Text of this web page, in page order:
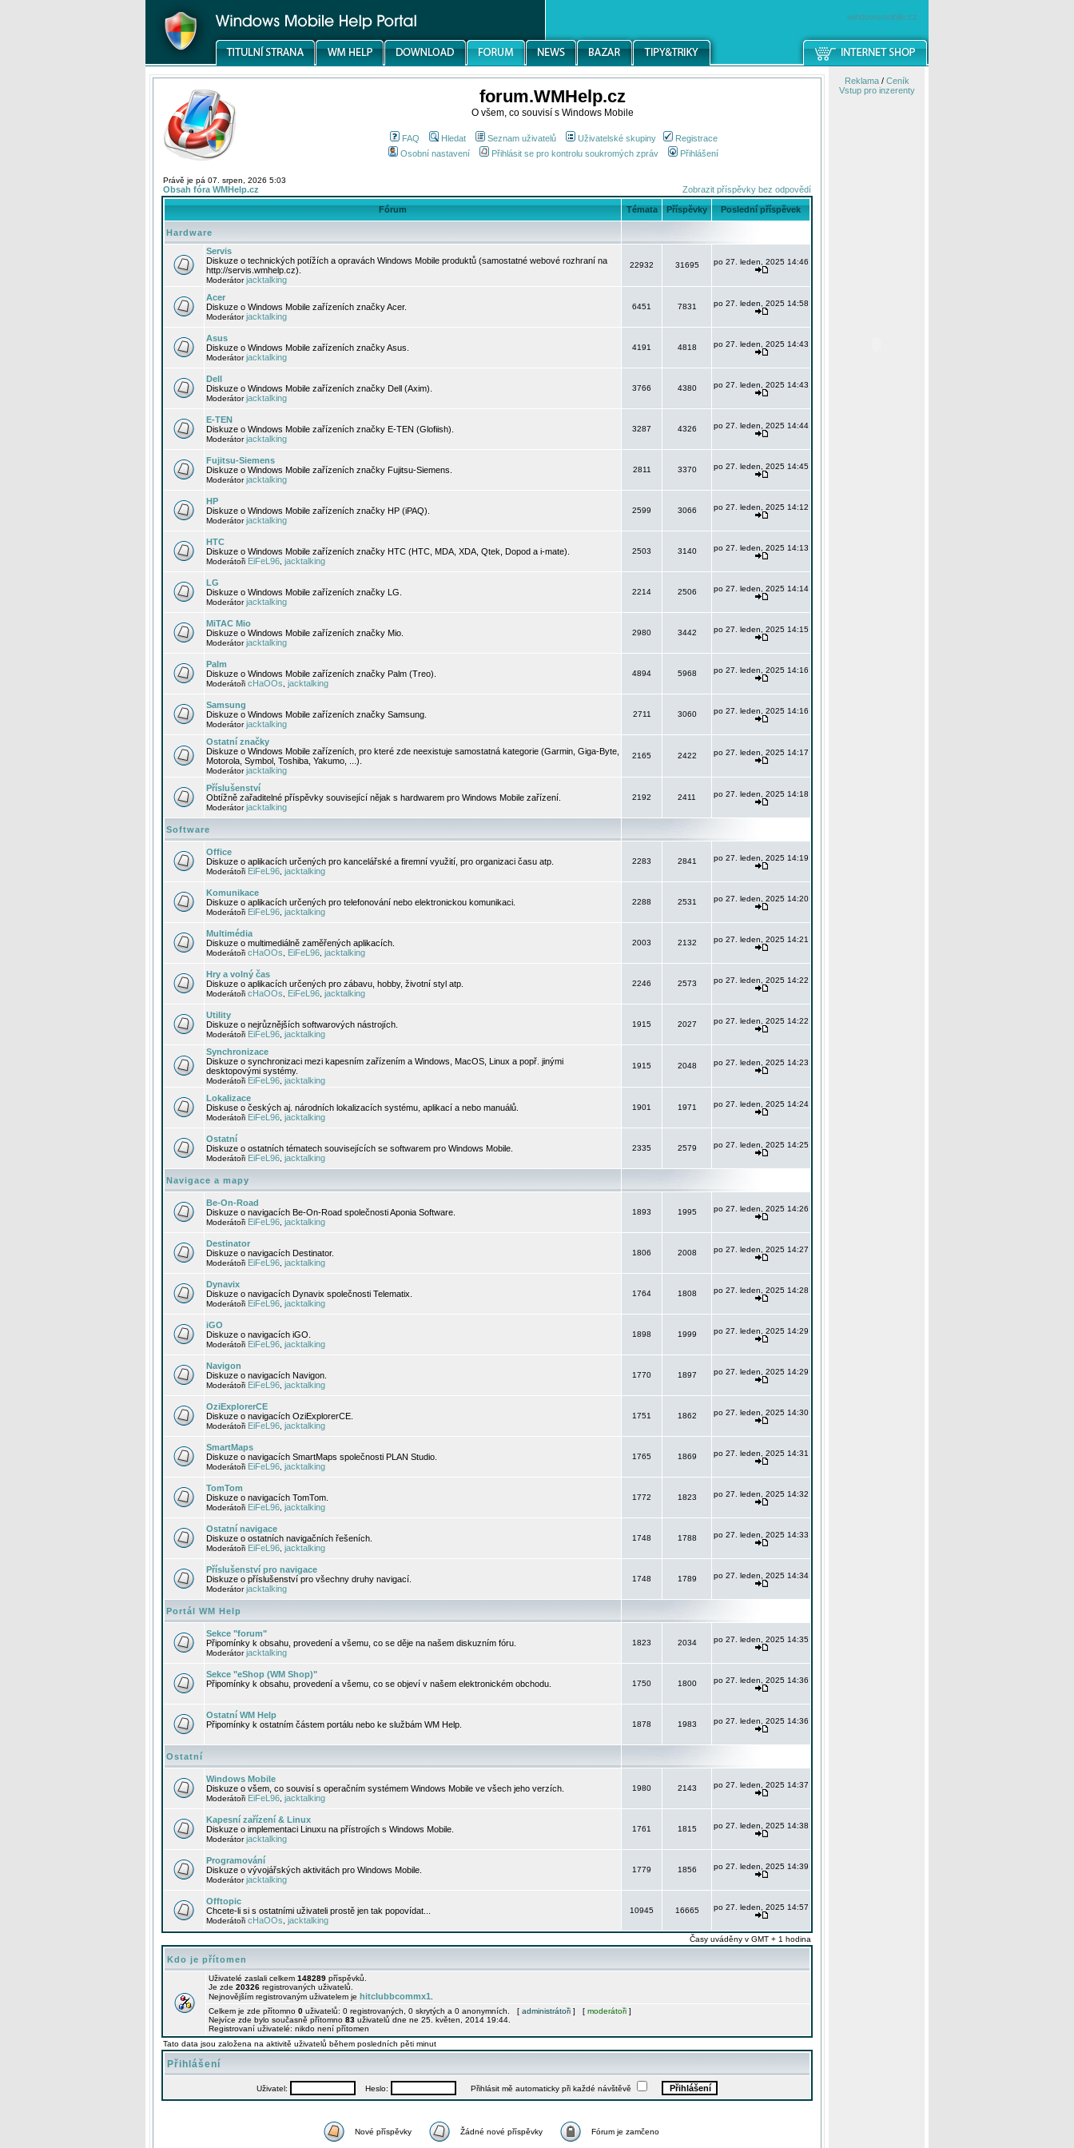
windowsmobile.cz
forum.WMHelp.cz
O všem, co souvisí s Windows Mobile
FAQ Hledat Seznam uživatelů Uživatelské skupiny
Registrace
Osobní nastavení
Přihlásit se pro kontrolu soukromých zpráv Přihlášení
Právě je pá 07. srpen, 2026 5:03
Obsah fóra WMHelp.cz Zobrazit příspěvky bez odpovědí
Fórum Témata Příspěvky Poslední příspěvek
Hardware
Servis
Diskuze o technických potížích a opravách Windows Mobile produktů (samostatné webové rozhraní na
http://servis.wmhelp.cz).
Moderátorjacktalking
22932 31695 po 27. leden, 2025 14:46
Acer
Diskuze o Windows Mobile zařízeních značky Acer.
Moderátorjacktalking
6451 7831 po 27. leden, 2025 14:58
Asus
Diskuze o Windows Mobile zařízeních značky Asus.
Moderátorjacktalking
4191 4818 po 27. leden, 2025 14:43
Dell
Diskuze o Windows Mobile zařízeních značky Dell (Axim).
Moderátorjacktalking
3766 4380 po 27. leden, 2025 14:43
E-TEN
Diskuze o Windows Mobile zařízeních značky E-TEN (Glofiish).
Moderátorjacktalking
3287 4326 po 27. leden, 2025 14:44
Fujitsu-Siemens
Diskuze o Windows Mobile zařízeních značky Fujitsu-Siemens.
Moderátorjacktalking
2811 3370 po 27. leden, 2025 14:45
HP
Diskuze o Windows Mobile zařízeních značky HP (iPAQ).
Moderátorjacktalking
2599 3066 po 27. leden, 2025 14:12
HTC
Diskuze o Windows Mobile zařízeních značky HTC (HTC, MDA, XDA, Qtek, Dopod a i-mate).
Moderátoři EiFeL96 jacktalking
2503 3140 po 27. leden, 2025 14:13
LG
Diskuze o Windows Mobile zařízeních značky LG.
Moderátorjacktalking
2214 2506 po 27. leden, 2025 14:14
MiTAC Mio
Diskuze o Windows Mobile zařízeních značky Mio.
Moderátorjacktalking
2980 3442 po 27. leden, 2025 14:15
Palm
Diskuze o Windows Mobile zařízeních značky Palm (Treo).
Moderátoři cHaOOs jacktalking
4894 5968 po 27. leden, 2025 14:16
Samsung
Diskuze o Windows Mobile zařízeních značky Samsung.
Moderátorjacktalking
2711 3060 po 27. leden, 2025 14:16
Ostatní značky
Diskuze o Windows Mobile zařízeních, pro které zde neexistuje samostatná kategorie (Garmin, Giga-Byte,
Motorola, Symbol, Toshiba, Yakumo, ...).
Moderátorjacktalking
2165 2422 po 27. leden, 2025 14:17
Příslušenství
Obtížně zařaditelné příspěvky související nějak s hardwarem pro Windows Mobile zařízení.
Moderátorjacktalking
2192 2411 po 27. leden, 2025 14:18
Software
Office
Diskuze o aplikacích určených pro kancelářské a firemní využití, pro organizaci času atp.
Moderátoři EiFeL96 jacktalking
2283 2841 po 27. leden, 2025 14:19
Komunikace
Diskuze o aplikacích určených pro telefonování nebo elektronickou komunikaci.
Moderátoři EiFeL96 jacktalking
2288 2531 po 27. leden, 2025 14:20
Multimédia
Diskuze o multimediálně zaměřených aplikacích.
Moderátoři cHaOOs EiFeL96 jacktalking
2003 2132 po 27. leden, 2025 14:21
Hry a volný čas
Diskuze o aplikacích určených pro zábavu, hobby, životní styl atp.
Moderátoři cHaOOs EiFeL96 jacktalking
2246 2573 po 27. leden, 2025 14:22
Utility
Diskuze o nejrůznějších softwarových nástrojích.
Moderátoři EiFeL96 jacktalking
1915 2027 po 27. leden, 2025 14:22
Synchronizace
Diskuze o synchronizaci mezi kapesním zařízením a Windows, MacOS, Linux a popř. jinými
desktopovými systémy.
Moderátoři EiFeL96 jacktalking
1915 2048 po 27. leden, 2025 14:23
Lokalizace
Diskuse o českých aj. národních lokalizacích systému, aplikací a nebo manuálů.
Moderátoři EiFeL96 jacktalking
1901 1971 po 27. leden, 2025 14:24
Ostatní
Diskuze o ostatních tématech souvisejících se softwarem pro Windows Mobile.
Moderátoři EiFeL96 jacktalking
2335 2579 po 27. leden, 2025 14:25
Navigace a mapy
Be-On-Road
Diskuze o navigacích Be-On-Road společnosti Aponia Software.
Moderátoři EiFeL96 jacktalking
1893 1995 po 27. leden, 2025 14:26
Destinator
Diskuze o navigacích Destinator.
Moderátoři EiFeL96 jacktalking
1806 2008 po 27. leden, 2025 14:27
Dynavix
Diskuze o navigacích Dynavix společnosti Telematix.
Moderátoři EiFeL96 jacktalking
1764 1808 po 27. leden, 2025 14:28
iGO
Diskuze o navigacích iGO.
Moderátoři EiFeL96 jacktalking
1898 1999 po 27. leden, 2025 14:29
Navigon
Diskuze o navigacích Navigon.
Moderátoři EiFeL96 jacktalking
1770 1897 po 27. leden, 2025 14:29
OziExplorerCE
Diskuze o navigacích OziExplorerCE.
Moderátoři EiFeL96 jacktalking
1751 1862 po 27. leden, 2025 14:30
SmartMaps
Diskuze o navigacích SmartMaps společnosti PLAN Studio.
Moderátoři EiFeL96 jacktalking
1765 1869 po 27. leden, 2025 14:31
TomTom
Diskuze o navigacích TomTom.
Moderátoři EiFeL96 jacktalking
1772 1823 po 27. leden, 2025 14:32
Ostatní navigace
Diskuze o ostatních navigačních řešeních.
Moderátoři EiFeL96 jacktalking
1748 1788 po 27. leden, 2025 14:33
Příslušenství pro navigace
Diskuze o příslušenství pro všechny druhy navigací.
Moderátorjacktalking
1748 1789 po 27. leden, 2025 14:34
Portál WM Help
Sekce "forum"
Připomínky k obsahu, provedení a všemu, co se děje na našem diskuzním fóru.
Moderátorjacktalking
1823 2034 po 27. leden, 2025 14:35
Sekce "eShop (WM Shop)"
Připomínky k obsahu, provedení a všemu, co se objeví v našem elektronickém obchodu.
1750 1800 po 27. leden, 2025 14:36
Ostatní WM Help
Připomínky k ostatním částem portálu nebo ke službám WM Help.
1878 1983 po 27. leden, 2025 14:36
Ostatní
Windows Mobile
Diskuze o všem, co souvisí s operačním systémem Windows Mobile ve všech jeho verzích.
Moderátoři EiFeL96 jacktalking
1980 2143 po 27. leden, 2025 14:37
Kapesní zařízení & Linux
Diskuze o implementaci Linuxu na přístrojích s Windows Mobile.
Moderátorjacktalking
1761 1815 po 27. leden, 2025 14:38
Programování
Diskuze o vývojářských aktivitách pro Windows Mobile.
Moderátorjacktalking
1779 1856 po 27. leden, 2025 14:39
Offtopic
Chcete-li si s ostatními uživateli prostě jen tak popovídat...
Moderátoři cHaOOs jacktalking
10945 16665 po 27. leden, 2025 14:57
Časy uváděny v GMT + 1 hodina
Kdo je přítomen
Uživatelé zaslali celkem 148289 příspěvků.
Je zde 20326 registrovaných uživatelů.
Nejnovějším registrovaným uživatelem je hitclubbcommx1
Celkem je zde přítomno 0 uživatelů: 0 registrovaných, 0 skrytých a 0 anonymních. [ administrátoři ] [ moderátoři ]
Nejvíce zde bylo současně přítomno 83 uživatelů dne ne 25. květen, 2014 19:44.
Registrovaní uživatelé: nikdo není přítomen
Tato data jsou založena na aktivitě uživatelů během posledních pěti minut
Přihlášení
Uživatel: Heslo: Přihlásit mě automaticky při každé návštěvě
Nové příspěvky Žádné nové příspěvky Fórum je zamčeno
Reklama/ Ceník
Vstup pro inzerenty